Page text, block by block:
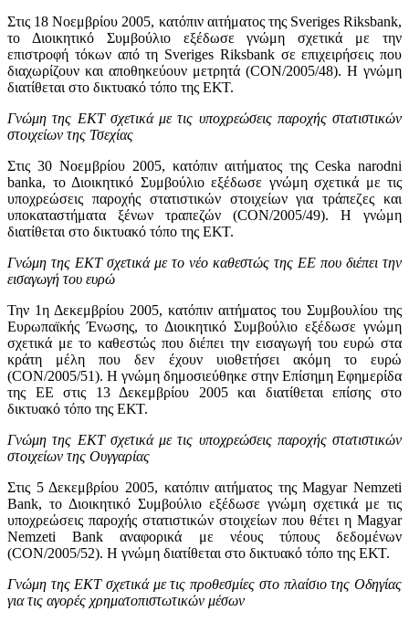
Στις 18 Νοεμβρίου 2005, κατόπιν αιτήματος της Sveriges Riksbank,
το Διοικητικό Συμβούλιο εξέδωσε γνώμη σχετικά με την
επιστροφή τόκων από τη Sveriges Riksbank σε επιχειρήσεις που
διαχωρίζουν και αποθηκεύουν μετρητά (CON/2005/48). Η γνώμη
διατίθεται στο δικτυακό τόπο της ΕΚΤ.
Γνώμη της ΕΚΤ σχετικά με τις υποχρεώσεις παροχής στατιστικών
στοιχείων της Τσεχίας
Στις 30 Νοεμβρίου 2005, κατόπιν αιτήματος της Ceska narodni
banka, το Διοικητικό Συμβούλιο εξέδωσε γνώμη σχετικά με τις
υποχρεώσεις παροχής στατιστικών στοιχείων για τράπεζες και
υποκαταστήματα ξένων τραπεζών (CON/2005/49). Η γνώμη
διατίθεται στο δικτυακό τόπο της ΕΚΤ.
Γνώμη της ΕΚΤ σχετικά με το νέο καθεστώς της ΕΕ που διέπει την
εισαγωγή του ευρώ
Την 1η Δεκεμβρίου 2005, κατόπιν αιτήματος του Συμβουλίου της
Ευρωπαϊκής Ένωσης, το Διοικητικό Συμβούλιο εξέδωσε γνώμη
σχετικά με το καθεστώς που διέπει την εισαγωγή του ευρώ στα
κράτη μέλη που δεν έχουν υιοθετήσει ακόμη το ευρώ
(CON/2005/51). Η γνώμη δημοσιεύθηκε στην Επίσημη Εφημερίδα
της ΕΕ στις 13 Δεκεμβρίου 2005 και διατίθεται επίσης στο
δικτυακό τόπο της ΕΚΤ.
Γνώμη της ΕΚΤ σχετικά με τις υποχρεώσεις παροχής στατιστικών
στοιχείων της Ουγγαρίας
Στις 5 Δεκεμβρίου 2005, κατόπιν αιτήματος της Magyar Nemzeti
Bank, το Διοικητικό Συμβούλιο εξέδωσε γνώμη σχετικά με τις
υποχρεώσεις παροχής στατιστικών στοιχείων που θέτει η Magyar
Nemzeti Bank αναφορικά με νέους τύπους δεδομένων
(CON/2005/52). Η γνώμη διατίθεται στο δικτυακό τόπο της ΕΚΤ.
Γνώμη της ΕΚΤ σχετικά με τις προθεσμίες στο πλαίσιο της Οδηγίας
για τις αγορές χρηματοπιστωτικών μέσων